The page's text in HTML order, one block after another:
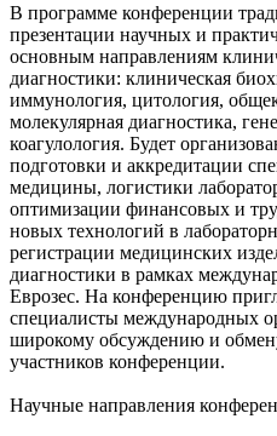
В программе конференции
презентации научных и
основным направлениям
диагностики: клиническая
иммунология, цитология,
молекулярная диагностика,
коагулология. Будет
подготовки и аккредитации
медицины, логистики
оптимизации финансовых и
новых технологий в
регистрации медицинских
диагностики в рамках
Еврозес. На конференцию
специалисты международных
широкому обсуждению и
участников конференции.
Научные направления